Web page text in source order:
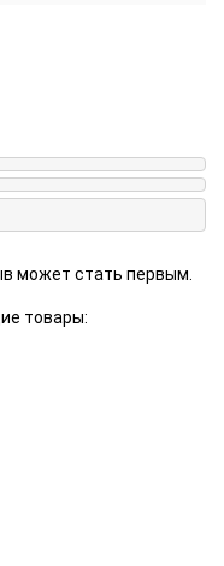
может стать первым.
товары: